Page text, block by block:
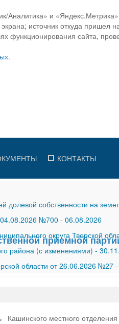
Аналитика» и
источник откуда пришел
сайта,
КОНТАКТЫ
собственности на
04.08.2026 №700 - 06.08.2026
округа Тверской
района (с изменениями) -
области от 26.06.2026 №27 -
приемной
Кашинского местного